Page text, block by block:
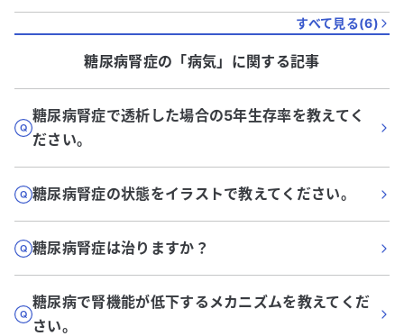
すべて見る(6)
糖尿病腎症の「病気」に関する記事
糖尿病腎症で透析した場合の5年生存率を教えてく
ださい。
糖尿病腎症の状態をイラストで教えてください。
糖尿病腎症は治りますか？
糖尿病で腎機能が低下するメカニズムを教えてくだ
さい。